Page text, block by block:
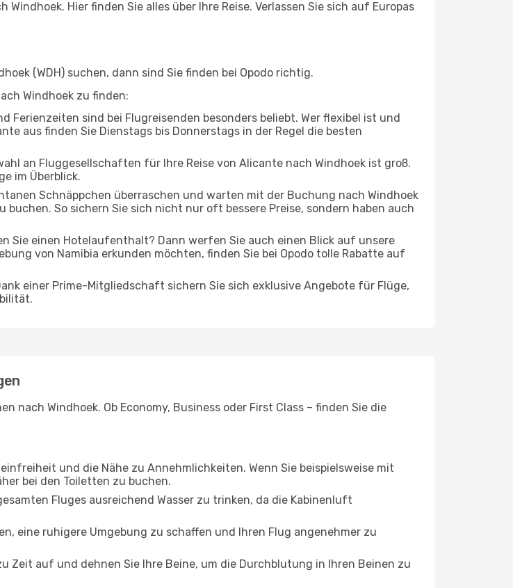
Hier finden Sie alles über Ihre Reise. Verlassen Sie sich auf Europas
(WDH) suchen, dann sind Sie finden bei Opodo richtig.
Windhoek zu finden:
Ferienzeiten sind bei Flugreisenden besonders beliebt. Wer flexibel ist und
aus finden Sie Dienstags bis Donnerstags in der Regel die besten
an Fluggesellschaften für Ihre Reise von Alicante nach Windhoek ist groß.
im Überblick.
Schnäppchen überraschen und warten mit der Buchung nach Windhoek
So sichern Sie sich nicht nur oft bessere Preise, sondern haben auch
Sie einen Hotelaufenthalt? Dann werfen Sie auch einen Blick auf unsere
von Namibia erkunden möchten, finden Sie bei Opodo tolle Rabatte auf
einer Prime-Mitgliedschaft sichern Sie sich exklusive Angebote für Flüge,
Windhoek. Ob Economy, Business oder First Class – finden Sie die
und die Nähe zu Annehmlichkeiten. Wenn Sie beispielsweise mit
bei den Toiletten zu buchen.
Fluges ausreichend Wasser zu trinken, da die Kabinenluft
eine ruhigere Umgebung zu schaffen und Ihren Flug angenehmer zu
Zeit auf und dehnen Sie Ihre Beine, um die Durchblutung in Ihren Beinen zu